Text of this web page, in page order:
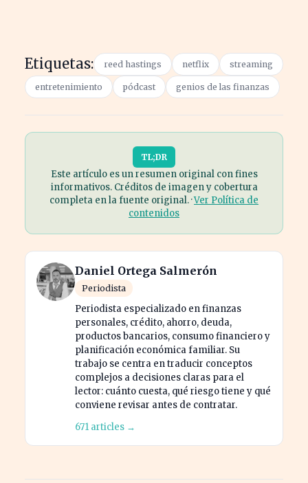
Etiquetas: reed hastings netflix streaming
entretenimiento pódcast genios de las finanzas
TL;DR
Este artículo es un resumen original con fines
informativos. Créditos de imagen y cobertura
completa en la fuente original. ·Ver Política de
contenidos
Daniel Ortega Salmerón
Periodista
Periodista especializado en finanzas
personales, crédito, ahorro, deuda,
productos bancarios, consumo financiero y
planificación económica familiar. Su
trabajo se centra en traducir conceptos
complejos a decisiones claras para el
lector: cuánto cuesta, qué riesgo tiene y qué
conviene revisar antes de contratar.
671 articles →